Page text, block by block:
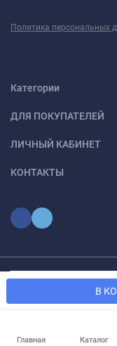
В
Политика персональных
Категории
ДЛЯ ПОКУПАТЕЛЕЙ
ЛИЧНЫЙ КАБИНЕТ
КОНТАКТЫ
Главная Каталог